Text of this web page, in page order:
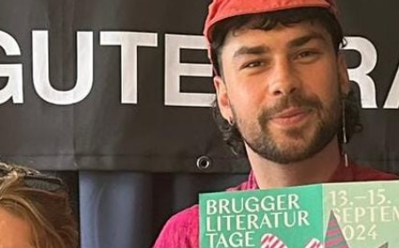
sich lohnt, dahin zu kommen, und um
weitere wichtige Themen geht es im
Gespräch mit Gast Marc Niedermann, der
an der Organisation der Brugger
Literaturtage beteiligt ist.
Sendung vom 14.08.2024
Moderation und Redaktion: Sybille
Lehmann